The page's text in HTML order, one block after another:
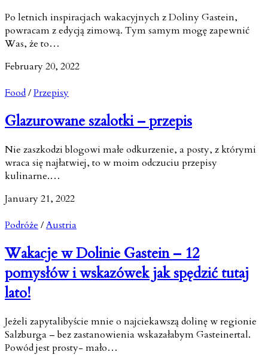
Po letnich inspiracjach wakacyjnych z Doliny Gastein,
powracam z edycją zimową. Tym samym mogę zapewnić
Was, że to…
February 20, 2022
Food/Przepisy
Glazurowane szalotki – przepis
Nie zaszkodzi blogowi małe odkurzenie, a posty, z którymi
wraca się najłatwiej, to w moim odczuciu przepisy
kulinarne.…
January 21, 2022
Podróże /Austria
Wakacje w Dolinie Gastein – 12
pomysłów i wskazówek jak spędzić tutaj
lato!
Jeżeli zapytalibyście mnie o najciekawszą dolinę w regionie
Salzburga – bez zastanowienia wskazałabym Gasteinertal.
Powód jest prosty- mało…